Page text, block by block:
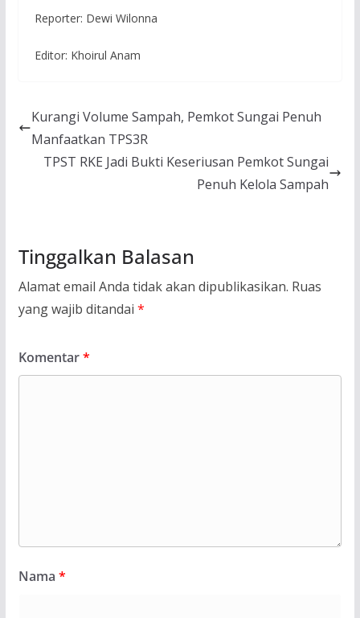
Reporter: Dewi Wilonna
Editor: Khoirul Anam
Kurangi Volume Sampah, Pemkot Sungai Penuh
Manfaatkan TPS3R
TPST RKE Jadi Bukti Keseriusan Pemkot Sungai
Penuh Kelola Sampah
Tinggalkan Balasan
Alamat email Anda tidak akan dipublikasikan. Ruas
yang wajib ditandai *
Komentar*
Nama *